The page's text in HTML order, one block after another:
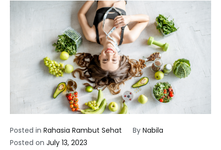
Posted in Rahasia Rambut Sehat By Nabila
Posted on July 13, 2023